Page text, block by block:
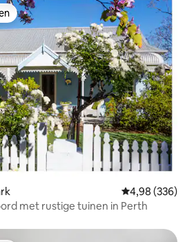
Gemiddelde
4,98 (336)
met rustige tuinen in Perth